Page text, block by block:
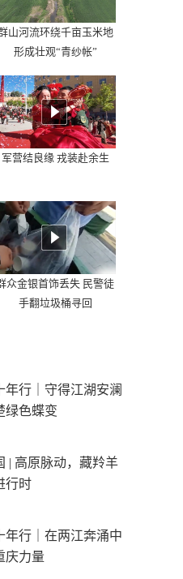
山河流环绕千亩玉米地
形成壮观“青纱帐”
军营结良缘 戎装赴余生
众金银首饰丢失 民警徒
手翻垃圾桶寻回
年行｜守得江湖安澜
绿色蝶变
| 高原脉动，藏羚羊
行时
年行｜在两江奔涌中
庆力量